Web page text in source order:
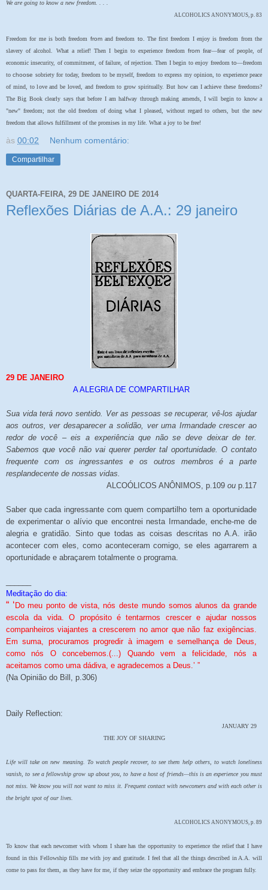
We are going to know a new freedom. . . .
ALCOHOLICS ANONYMOUS, p. 83
Freedom for me is both freedom from and freedom to. The first freedom I enjoy is freedom from the
slavery of alcohol. What a relief! Then I begin to experience freedomfromfear—fear of people, of
economic insecurity, of commitment, of failure, of rejection. Then I begin to enjoy freedom to—freedom
tochoose sobriety for today, freedom to be myself, freedom to express my opinion, to experience peace
of mind, to love and be loved, and freedom to grow spiritually. But how can I achieve these freedoms?
The Big Book clearly says that before I am halfway through making amends, I will begin to know a
"new" freedom; not the old freedom of doing what I pleased, without regard to others, but the new
freedom that allows fulfillment of the promises in my life. What a joy to be free!
às 00:02 Nenhum comentário:
Compartilhar
QUARTA-FEIRA, 29 DE JANEIRO DE 2014
Reflexões Diárias de A.A.: 29 janeiro
29 DE JANEIRO
A ALEGRIA DE COMPARTILHAR
Sua vida terá novo sentido. Ver as pessoas se recuperar, vê-los ajudar
aos outros, ver desaparecer a solidão, ver uma Irmandade crescer ao
redor de você – eis a experiência que não se deve deixar de ter.
Sabemos que você não vai querer perder tal oportunidade. O contato
frequente com os ingressantes e os outros membros é a parte
resplandecente de nossas vidas.
ALCOÓLICOS ANÔNIMOS, p.109 oup.117
Saber que cada ingressante com quem compartilho tem a oportunidade
de experimentar o alívio que encontrei nesta Irmandade, enche-me de
alegria e gratidão. Sinto que todas as coisas descritas no A.A. irão
acontecer com eles, como aconteceram comigo, se eles agarrarem a
oportunidade e abraçarem totalmente o programa.
Meditação do dia:
“ ‘ Do meu ponto de vista, nós deste mundo somos alunos da grande
escola da vida. O propósito é tentarmos crescer e ajudar nossos
companheiros viajantes a crescerem no amor que não faz exigências.
Em suma, procuramos progredir à imagem e semelhança de Deus,
como nós O concebemos.(...) Quando vem a felicidade, nós a
aceitamos como uma dádiva, e agradecemos a Deus.’ ”
(Na Opinião do Bill, p.306)
Daily Reflection:
JANUARY 29
THE JOY OF SHARING
Life will take on new meaning. To watch people recover, to see them help others, to watch loneliness
vanish, to see a fellowship grow up about you, to have a host of friends—this is an experience you must
not miss. We know you will not want to miss it. Frequent contact with newcomers and with each other is
the bright spot of our lives.
ALCOHOLICS ANONYMOUS, p. 89
To know that each newcomer with whom I share has the opportunity to experience the relief that I have
found in this Fellowship fills me with joy and gratitude. I feel that all the things described in A.A. will
come to pass for them, as they have for me, if they seize the opportunity and embrace the program fully.